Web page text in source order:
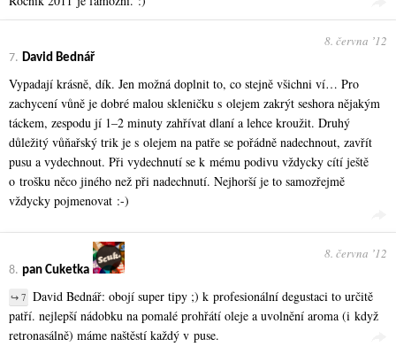
7. David Bednář
8. června ʼ12
Vypadají krásně, dík. Jen možná doplnit to, co stejně všichni ví… Pro
zachycení vůně je dobré malou skleničku s olejem zakrýt seshora nějakým
táckem, zespodu jí 1–2 minuty zahřívat dlaní a lehce kroužit. Druhý
důležitý vůňařský trik je s olejem na patře se pořádně nadechnout, zavřít
pusu a vydechnout. Při vydechnutí se k mému podivu vždycky cítí ještě
o trošku něco jiného než při nadechnutí. Nejhorší je to samozřejmě
vždycky pojmenovat :-)
8. pan Cuketka
8. června ʼ12
↪ 7 David Bednář: obojí super tipy ;) k profesionální degustaci to určitě
patří. nejlepší nádobku na pomalé prohřátí oleje a uvolnění aroma (i když
retronasálně) máme naštěstí každý v puse.